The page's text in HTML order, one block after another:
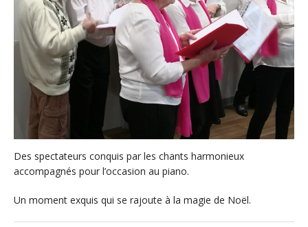
Des spectateurs conquis par les chants harmonieux
accompagnés pour l’occasion au piano.
Un moment exquis qui se rajoute à la magie de Noël.